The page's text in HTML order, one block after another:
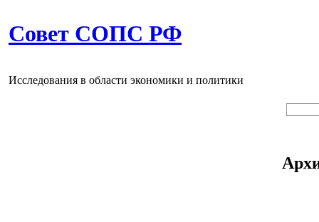
Совет СОПС РФ
Исследования в области экономики и политики